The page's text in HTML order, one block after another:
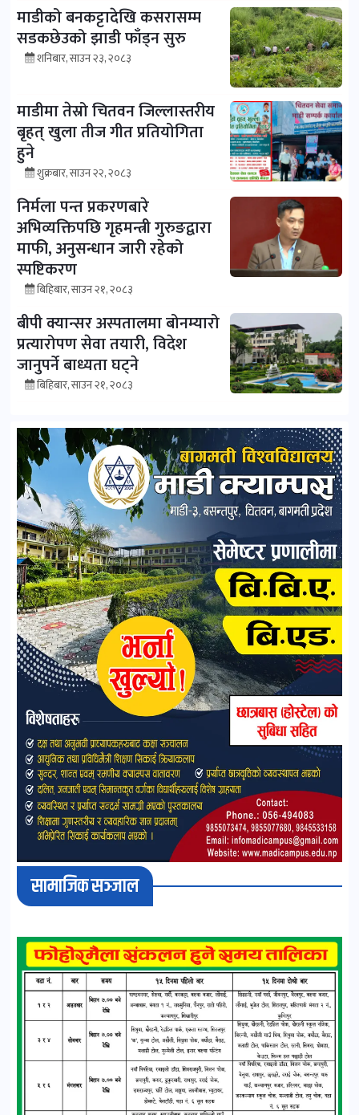
माडीको बनकट्टादेखि कसरासम्म
सडकछेउको झाडी फाँड्न सुरु
शनिबार, साउन २३, २०८३
माडीमा तेस्रो चितवन जिल्लास्तरीय
बृहत् खुला तीज गीत प्रतियोगिता
हुने
शुक्रबार, साउन २२, २०८३
निर्मला पन्त प्रकरणबारे
अभिव्यक्तिपछि गृहमन्त्री गुरुङद्वारा
माफी, अनुसन्धान जारी रहेको
स्पष्टिकरण
बिहिबार, साउन २१, २०८३
बीपी क्यान्सर अस्पतालमा बोनम्यारो
प्रत्यारोपण सेवा तयारी, विदेश
जानुपर्ने बाध्यता घट्ने
बिहिबार, साउन २१, २०८३
सामाजिक सञ्जाल